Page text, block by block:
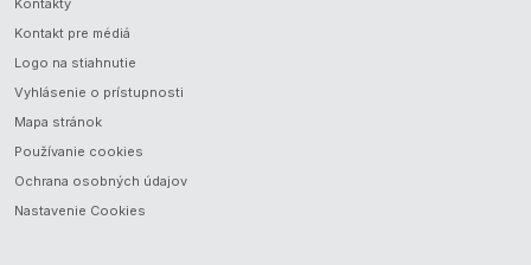
Kontakt pre médiá
Logo na stiahnutie
Vyhlásenie o prístupnosti
Mapa stránok
Používanie cookies
Ochrana osobných údajov
Nastavenie Cookies